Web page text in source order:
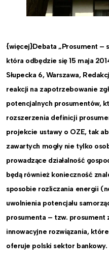
{więcej}Debata „Prosument –
która odbędzie się 15 maja
Słupecka 6, Warszawa,
reakcji na zapotrzebowanie
potencjalnych prosumentów,
rozszerzenia definicji
projekcie ustawy o OZE, tak
zawartych mogły nie tylko
prowadzące działalność
będą również konieczność
sposobie rozliczania energii
uwolnienia potencjału
prosumenta – tzw. prosument
innowacyjne rozwiązania,
oferuje polski sektor bankowy.